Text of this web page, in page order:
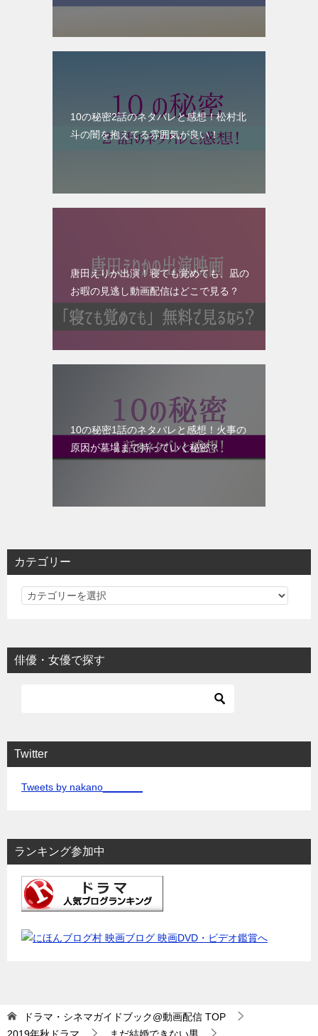
10の秘密2話のネタバレと感想！松村北
斗の闇を抱えてる雰囲気が良い！
唐田えりか出演！寝ても覚めても、凪の
お暇の見逃し動画配信はどこで見る？
10の秘密1話のネタバレと感想！火事の
原因が墓場まで持っていく秘密？
カテゴリー
カ
リ
ー
俳優・女優で探す
Twitter
Tweets by nakano_______
ランキング参加中
ドラマ・シネマガイドブック@動画配信 TOP
2019年秋ドラマ
まだ結婚できない男